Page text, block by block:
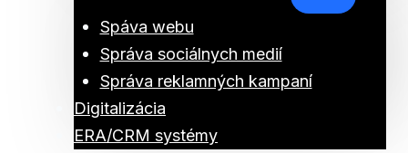
Spáva webu
Správa sociálnych medií
Správa reklamných kampaní
Digitalizácia
ERA/CRM systémy